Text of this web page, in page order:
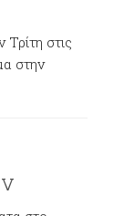
στις
στην